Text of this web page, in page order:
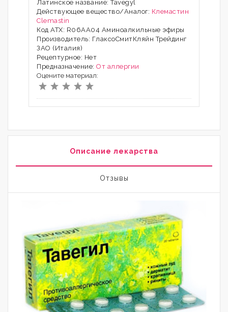
Латинское название: Tavegyl
Действующее вещество/Аналог: Клемастин
Clemastin
Код АТХ: R06AA04 Аминоалкильные эфиры
Производитель: ГлаксоСмитКляйн Трейдинг
ЗАО (Италия)
Рецептурное: Нет
Предназначение: От аллергии
Оцените материал:
Описание лекарства
Отзывы